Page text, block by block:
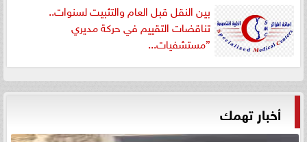
بين النقل قبل العام والتثبيت لسنوات..
تناقضات التقييم في حركة مديري
”مستشفيات...
أخبار تهمك